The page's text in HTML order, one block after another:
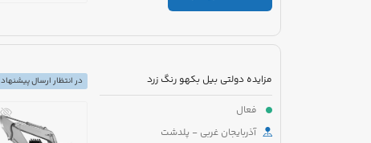
مزایده دولتی بیل بکهو رنگ زرد
فعال
آذربایجان غربی - پلدشت
در انتظار ارسال پیشنهاد